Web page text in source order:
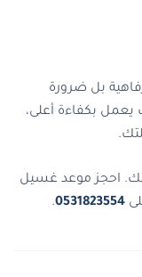
بل ضرورة
بكفاءة أعلى،
احجز موعد غسيل
0531823554
.